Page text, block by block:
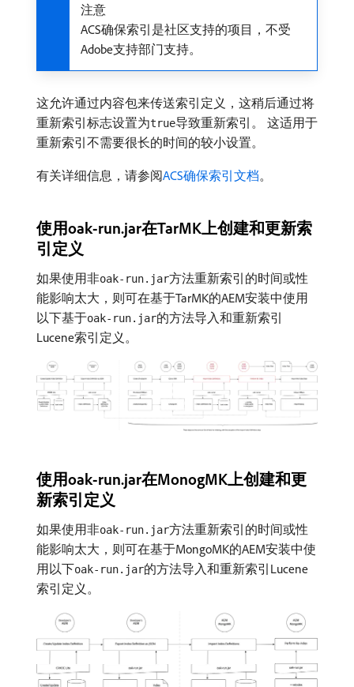
注意
ACS确保索引是社区支持的项目，不受
Adobe支持部门支持。
这允许通过内容包来传送索引定义，这稍后通过将
重新索引标志设置为true导致重新索引。 这适用于
重新索引不需要很长的时间的较小设置。
有关详细信息，请参阅ACS确保索引文档。
使用oak-run.jar在TarMK上创建和更新索
引定义
如果使用非oak-run.jar方法重新索引的时间或性
能影响太大，则可在基于TarMK的AEM安装中使用
以下基于oak-run.jar的方法导入和重新索引
Lucene索引定义。
使用oak-run.jar在MonogMK上创建和更
新索引定义
如果使用非oak-run.jar方法重新索引的时间或性
能影响太大，则可在基于MongoMK的AEM安装中使
用以下oak-run.jar的方法导入和重新索引Lucene
索引定义。